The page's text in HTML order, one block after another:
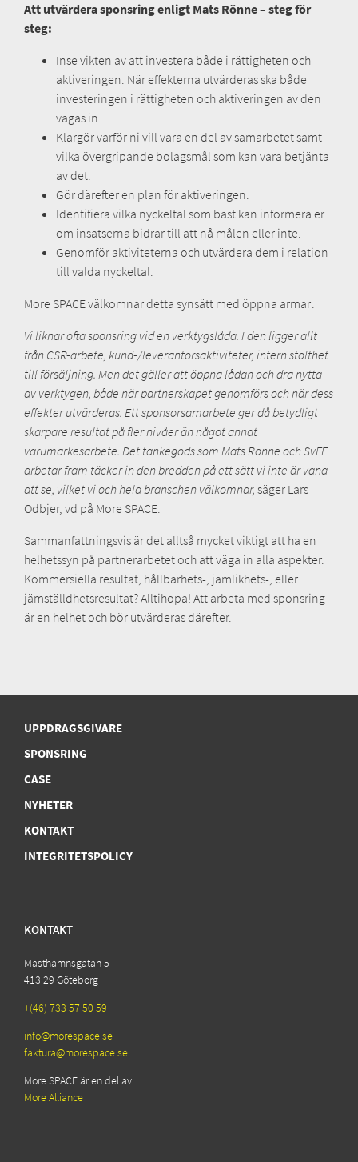
Att utvärdera sponsring enligt Mats Rönne – steg för
steg:
Inse vikten av att investera både i rättigheten och
aktiveringen. När effekterna utvärderas ska både
investeringen i rättigheten och aktiveringen av den
vägas in.
Klargör varför ni vill vara en del av samarbetet samt
vilka övergripande bolagsmål som kan vara betjänta
av det.
Gör därefter en plan för aktiveringen.
Identifiera vilka nyckeltal som bäst kan informera er
om insatserna bidrar till att nå målen eller inte.
Genomför aktiviteterna och utvärdera dem i relation
till valda nyckeltal.
More SPACE välkomnar detta synsätt med öppna armar:
Vi liknar ofta sponsring vid en verktygslåda. I den ligger allt
från CSR-arbete, kund-/leverantörsaktiviteter, intern stolthet
till försäljning. Men det gäller att öppna lådan och dra nytta
av verktygen, både när partnerskapet genomförs och när dess
effekter utvärderas. Ett sponsorsamarbete ger då betydligt
skarpare resultat på fler nivåer än något annat
varumärkesarbete. Det tankegods som Mats Rönne och SvFF
arbetar fram täcker in den bredden på ett sätt vi inte är vana
att se, vilket vi och hela branschen välkomnar, säger Lars
Odbjer, vd på More SPACE.
Sammanfattningsvis är det alltså mycket viktigt att ha en
helhetssyn på partnerarbetet och att väga in alla aspekter.
Kommersiella resultat, hållbarhets-, jämlikhets-, eller
jämställdhetsresultat? Alltihopa! Att arbeta med sponsring
är en helhet och bör utvärderas därefter.
UPPDRAGSGIVARE
SPONSRING
CASE
NYHETER
KONTAKT
INTEGRITETSPOLICY
KONTAKT
Masthamnsgatan 5
413 29 Göteborg
+(46) 733 57 50 59
info@morespace.se
faktura@morespace.se
More SPACE är en del av
More Alliance